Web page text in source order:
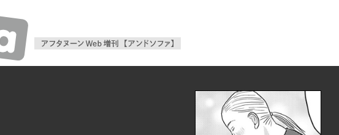
アフタヌーンWeb増刊【アンドソファ】